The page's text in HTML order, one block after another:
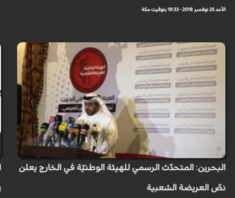
الأحد 25 نوفمبر 2018 - 19:33 بتوقيت مكة
البحرين: المتحدّث الرسمي للهيئة الوطنيّة في الخارج يعلن
نصّ العريضة الشعبية